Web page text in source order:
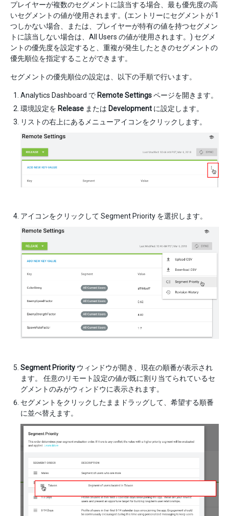
プレイヤーが複数のセグメントに該当する場合、最も優先度の高
いセグメントの値が使用されます。(エントリーにセグメントが 1
つしかない場合、または、プレイヤーが特有の値を持つセグメン
トに該当しない場合は、All Users の値が使用されます。) セグメ
ントの優先度を設定すると、重複が発生したときのセグメントの
優先順位を指定することができます。
セグメントの優先順位の設定は、以下の手順で行います。
Analytics Dashboard で Remote Settingsページを開きます。
環境設定を Release または Development に設定します。
リストの右上にあるメニューアイコンをクリックします。
アイコンをクリックして Segment Priority を選択します。
Segment Priority ウィンドウが開き、現在の順番が表示され
ます。 任意のリモート設定の値が既に割り当てられているセ
グメントのみがウィンドウに表示されます。
セグメントをクリックしたままドラッグして、希望する順番
に並べ替えます。